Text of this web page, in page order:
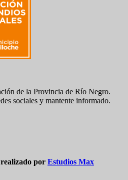
de la Provincia de Río Negro.
sociales y mantente informado.
por Estudios Max